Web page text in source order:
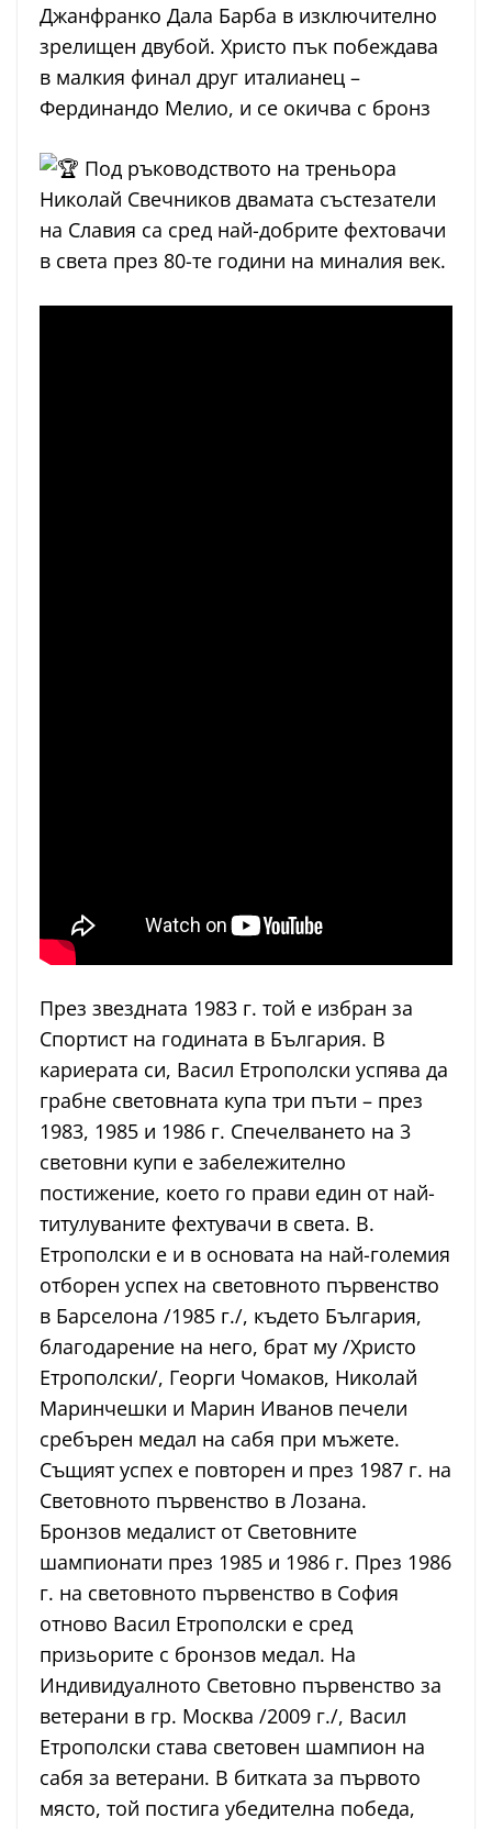
Джанфранко Дала Барба в изключително
зрелищен двубой. Христо пък побеждава
в малкия финал друг италианец –
Фердинандо Мелио, и се окичва с бронз
Под ръководството на треньора
Николай Свечников двамата състезатели
на Славия са сред най-добрите фехтовачи
в света през 80-те години на миналия век.
През звездната 1983 г. той е избран за
Спортист на годината в България. В
кариерата си, Васил Етрополски успява да
грабне световната купа три пъти – през
1983, 1985 и 1986 г. Спечелването на 3
световни купи е забележително
постижение, което го прави един от най-
титулуваните фехтувачи в света. В.
Етрополски е и в основата на най-големия
отборен успех на световното първенство
в Барселона /1985 г./, където България,
благодарение на него, брат му /Христо
Етрополски/, Георги Чомаков, Николай
Маринчешки и Марин Иванов печели
сребърен медал на сабя при мъжете.
Същият успех е повторен и през 1987 г. на
Световното първенство в Лозана.
Бронзов медалист от Световните
шампионати през 1985 и 1986 г. През 1986
г. на световното първенство в София
отново Васил Етрополски е сред
призьорите с бронзов медал. На
Индивидуалното Световно първенство за
ветерани в гр. Москва /2009 г./, Васил
Етрополски става световен шампион на
сабя за ветерани. В битката за първото
място, той постига убедителна победа,